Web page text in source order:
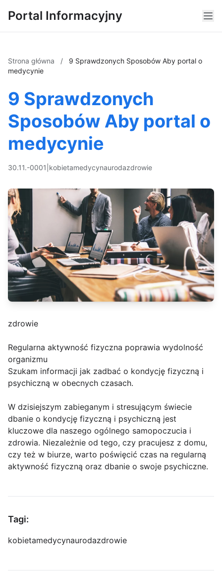
Portal Informacyjny
Strona główna /
9 Sprawdzonych Sposobów Aby portal o
medycynie
9 Sprawdzonych
Sposobów Aby portal o
medycynie
30.11.-0001 kobietamedycynaurodazdrowie
zdrowie
Regularna aktywność fizyczna poprawia wydolność
organizmu
Szukam informacji jak zadbać o kondycję fizyczną i
psychiczną w obecnych czasach.
W dzisiejszym zabieganym i stresującym świecie
dbanie o kondycję fizyczną i psychiczną jest
kluczowe dla naszego ogólnego samopoczucia i
zdrowia. Niezależnie od tego, czy pracujesz z domu,
czy też w biurze, warto poświęcić czas na regularną
aktywność fizyczną oraz dbanie o swoje psychiczne.
Tagi:
kobietamedycynaurodazdrowie